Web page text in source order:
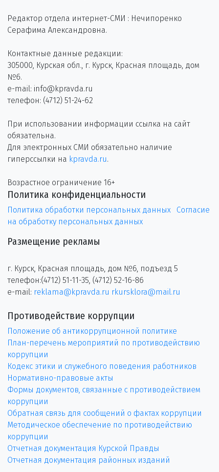
Редактор отдела интернет-СМИ : Нечипоренко
Серафима Александровна.
Контактные данные редакции:
305000, Курская обл., г. Курск, Красная площадь, дом
№6.
e-mail: info@kpravda.ru
телефон: (4712) 51-24-62
При использовании информации ссылка на сайт
обязательна.
Для электронных СМИ обязательно наличие
гиперссылки на kpravda.ru.
Возрастное ограничение 16+
Политика конфиденциальности
Политика обработки персональных данных
Согласие
на обработку персональных данных
Размещение рекламы
г. Курск, Красная площадь, дом №6, подъезд 5
телефон:(4712) 51-11-35, (4712) 52-16-86
e-mail: reklama@kpravda.ru rkursklora@mail.ru
Противодействие коррупции
Положение об антикоррупционной политике
План-перечень мероприятий по противодействию
коррупции
Кодекс этики и служебного поведения работников
Нормативно-правовые акты
Формы документов, связанные с противодействием
коррупции
Обратная связь для сообщений о фактах коррупции
Методическое обеспечение по противодействию
коррупции
Отчетная документация Курской Правды
Отчетная документация районных изданий